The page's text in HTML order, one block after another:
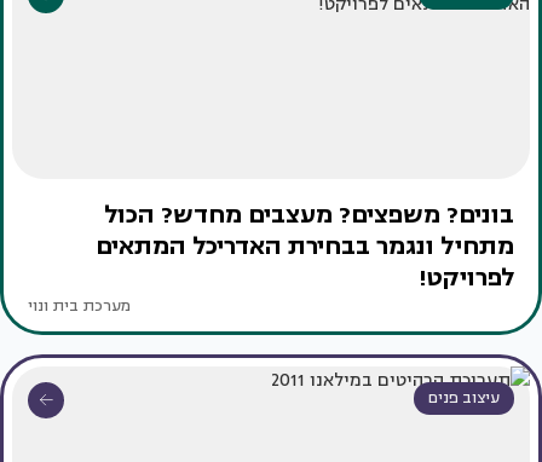
בונים? משפצים? מעצבים מחדש? הכול
מתחיל ונגמר בבחירת האדריכל המתאים
לפרויקט!
מערכת בית ונוי
עיצוב פנים